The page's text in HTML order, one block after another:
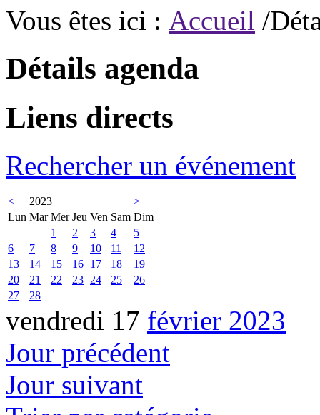
Vous êtes ici : Accueil /
Détails agenda
Liens directs
Rechercher un événement
< 2023
>
Lun Mar Mer Jeu Ven Sam Dim
1
2 3 4
5
6
7 8 9 10 11
12
13
14 15 16 17 18
19
20
21 22 23 24 25
26
27
28
vendredi 17 février 2023
Jour précédent
Jour suivant